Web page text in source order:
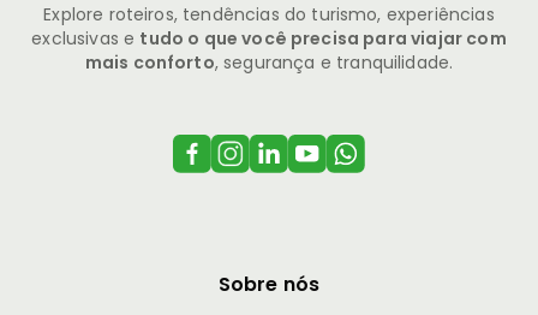
Explore roteiros, tendências do turismo, experiências
exclusivas e tudo o que você precisa para viajar com
mais conforto, segurança e tranquilidade.
Sobre nós